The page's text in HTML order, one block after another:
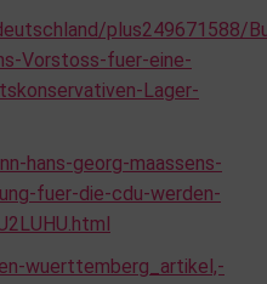
plus249671588/
Vorstoss-fuer-eine-
Lager-
hans-georg-maassens-
fuer-die-cdu-werden-
wuerttemberg_artikel,-